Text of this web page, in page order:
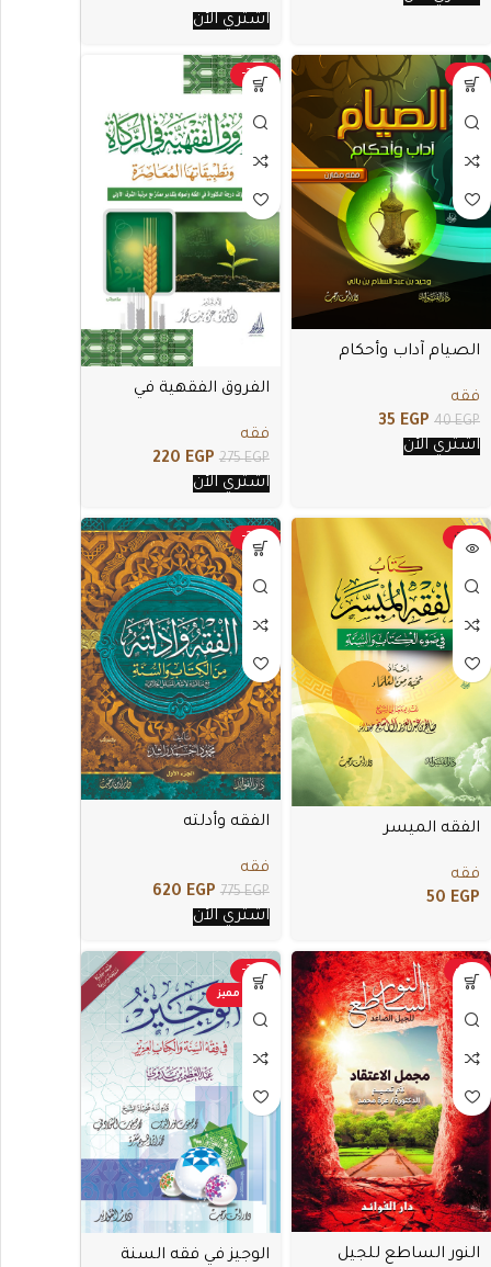
اشتري الأن
-13%
الصيام آداب وأحكام
فقه
40EGP
35 EGP
اشتري الأن
-20%
الفروق الفقهية في
فقه
275EGP
220 EGP
اشتري الأن
بيعت
الفقه الميسر
فقه
50 EGP
-20%
الفقه وأدلته
فقه
775EGP
620 EGP
اشتري الأن
-18%
النور الساطع للجيل
-20%
عرض مميز
الوجيز في فقه السنة